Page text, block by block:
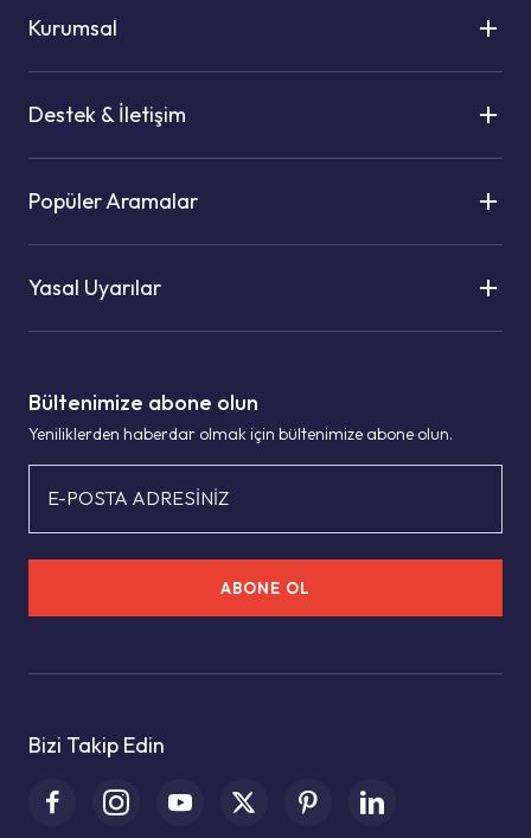
Bültenimize abone olun
Yeniliklerden haberdar olmak için bültenimize abone olun.
E-POSTA ADRESİNİZ
ABONE OL
Bizi Takip Edin
Kurumsal
Destek & İletişim
Popüler Aramalar
Yasal Uyarılar